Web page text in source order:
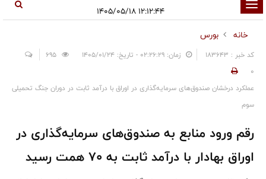
تغییر
وضعیت
ناوبری
۱۲:۱۲:۴۴ ۱۴۰۵/۰۵/۱۸
خانه
بورس
کد خبر : 183643 زمان: ۰۲:۲۶:۲۹ - تاریخ: ۱۴۰۵/۰۱/۲۴
0
عملکرد درخشان صندوق‌های سرمایه‌گذاری در اوراق با درآمد ثابت در دوران جنگ تحمیلی
سوم
رقم ورود منابع به صندوق‌های سرمایه‌گذاری در
اوراق بهادار با درآمد ثابت‌ به ۷۰ همت رسید